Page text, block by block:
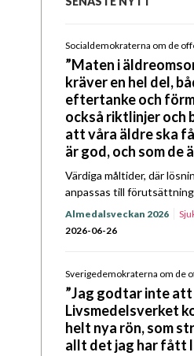
Socialdemokraterna om de
”Maten i
kräver en hel del,
eftertanke och
också riktlinjer och
att våra äldre ska
är god, och som de
Värdiga måltider, där
anpassas till
före ekonomi. I Kost &
Almedalsspecial med
Almedalsveckan 2026
2026-06-26
Sverigedemokraterna om de
”Jag godtar inte att
Livsmedelsverket
helt nya rön, som
allt det jag har fått